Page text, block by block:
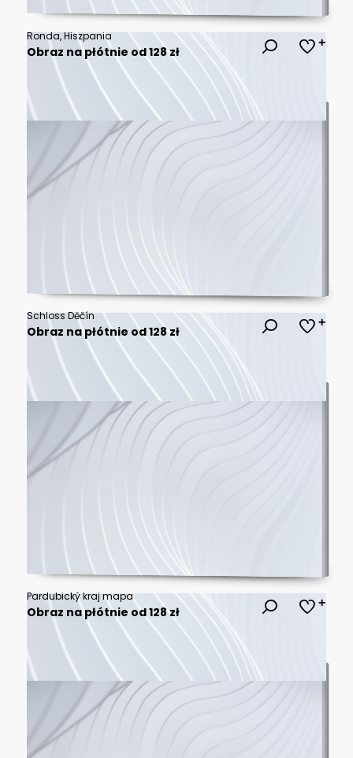
Ronda, Hiszpania
Obraz na płótnie od 128 zł
Schloss Děčín
Obraz na płótnie od 128 zł
Pardubický kraj mapa
Obraz na płótnie od 128 zł